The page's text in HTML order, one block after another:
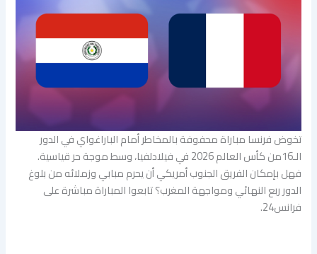
تخوض فرنسا مباراة محفوفة بالمخاطر أمام الباراغواي في الدور
الـ16من كأس العالم 2026 في فيلادلفيا، وسط موجة حر قياسية.
فهل بإمكان الفريق الجنوب أمريكي أن يحرم مبابي وزملائه من بلوغ
الدور ربع النهائي ومواجهة المغرب؟ تابعوا المباراة مباشرة على
فرانس24.